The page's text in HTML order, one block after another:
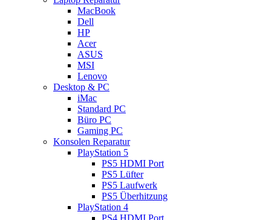
MacBook
Dell
HP
Acer
ASUS
MSI
Lenovo
Desktop & PC
iMac
Standard PC
Büro PC
Gaming PC
Konsolen Reparatur
PlayStation 5
PS5 HDMI Port
PS5 Lüfter
PS5 Laufwerk
PS5 Überhitzung
PlayStation 4
PS4 HDMI Port